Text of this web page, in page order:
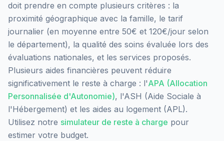
doit prendre en compte plusieurs critères : la
proximité géographique avec la famille, le tarif
journalier (en moyenne entre 50€ et 120€/jour selon
le département), la qualité des soins évaluée lors des
évaluations nationales, et les services proposés.
Plusieurs aides financières peuvent réduire
significativement le reste à charge : l'APA (Allocation
Personnalisée d'Autonomie), l'ASH (Aide Sociale à
l'Hébergement) et les aides au logement (APL).
Utilisez notre simulateur de reste à charge pour
estimer votre budget.